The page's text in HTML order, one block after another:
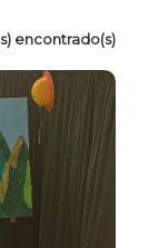
encontrado(s)